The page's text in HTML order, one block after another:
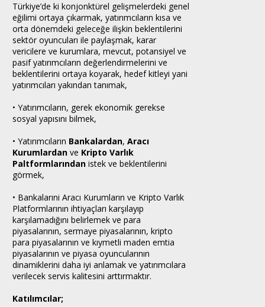
Türkiye’de ki konjonktürel gelişmelerdeki genel
eğilimi ortaya çıkarmak, yatırımcıların kısa ve
orta dönemdeki geleceğe ilişkin beklentilerini
sektör oyuncuları ile paylaşmak, karar
vericilere ve kurumlara, mevcut, potansiyel ve
pasif yatırımcıların değerlendirmelerini ve
beklentilerini ortaya koyarak, hedef kitleyi yani
yatırımcıları yakından tanımak,
• Yatırımcıların, gerek ekonomik gerekse
sosyal yapısını bilmek,
• Yatırımcıların Bankalardan, Aracı
Kurumlardanve Kripto Varlık
Paltformlarındanistek ve beklentilerini
görmek,
• Bankalarıni Aracı Kurumların ve Kripto Varlık
Platformlarının ihtiyaçları karşılayıp
karşılamadığını belirlemek ve para
piyasalarının, sermaye piyasalarının, kripto
para piyasalarının ve kıymetli maden emtia
piyasalarının ve piyasa oyuncularının
dinamiklerini daha iyi anlamak ve yatırımcılara
verilecek servis kalitesini arttırmaktır.
Katılımcılar;